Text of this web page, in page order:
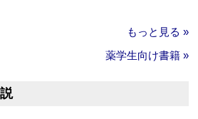
もっと見る »
薬学生向け書籍 »